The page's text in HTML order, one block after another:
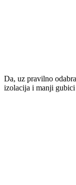
Da, uz pravilno
izolacija i manji gubici